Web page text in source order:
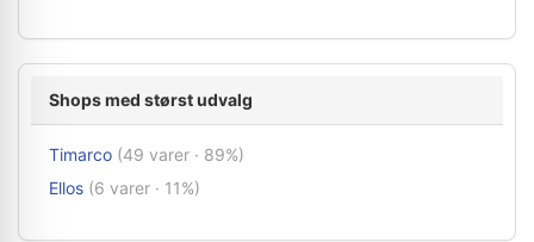
Shops med størst udvalg
Timarco (49 varer · 89%)
Ellos (6 varer · 11%)